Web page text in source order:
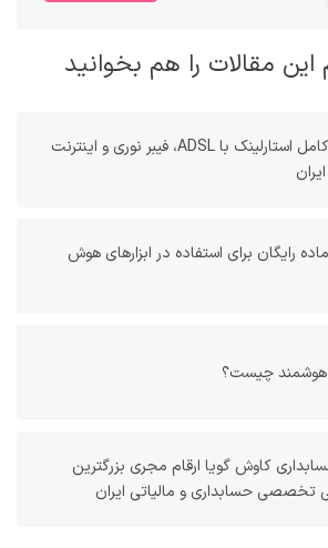
مقالات را هم بخوانید
مقایسه کامل استارلینک با ADSL، فیبر نوری و اینترنت
رایگان برای استفاده در ابزارهای هوش
هوشمند چیست؟
کاوش گویا ارقام مجری بزرگترین
تخصصی حسابداری و مالیاتی ایران